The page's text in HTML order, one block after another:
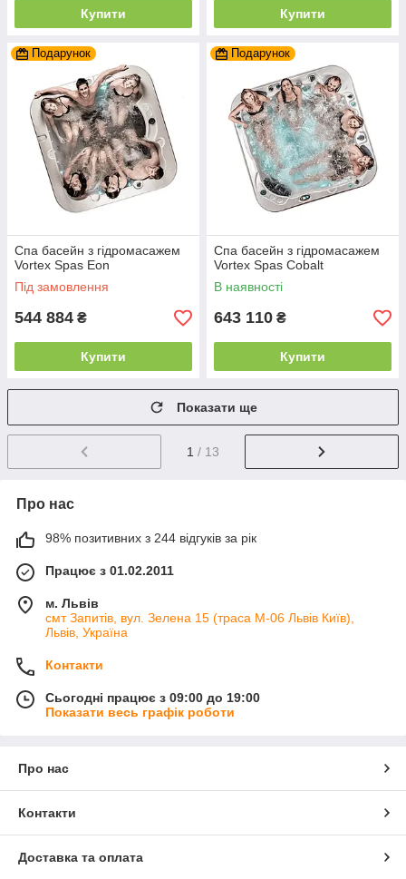
Купити Купити
Подарунок
Спа басейн з гідромасажем
Vortex Spas Eon
Під замовлення
544 884 ₴
Купити
Подарунок
Спа басейн з гідромасажем
Vortex Spas Cobalt
В наявності
643 110 ₴
Купити
Показати ще
1 / 13
Про нас
98% позитивних з 244 відгуків за рік
Працює з 01.02.2011
м. Львів
смт Запитів, вул. Зелена 15 (траса М-06 Львів Київ),
Львів, Україна
Контакти
Сьогодні працює з 09:00 до 19:00
Показати весь графік роботи
Про нас
Контакти
Доставка та оплата